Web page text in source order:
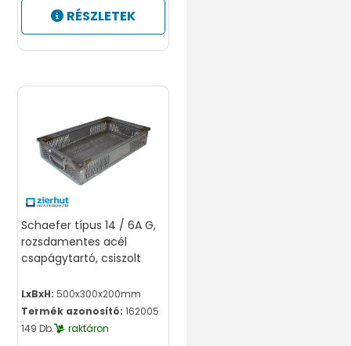
RÉSZLETEK
Schaefer típus 14 / 6A G,
rozsdamentes acél
csapágytartó, csiszolt
LxBxH: 500x300x200mm
Termék azonosító: 162005
149 Db.
raktáron